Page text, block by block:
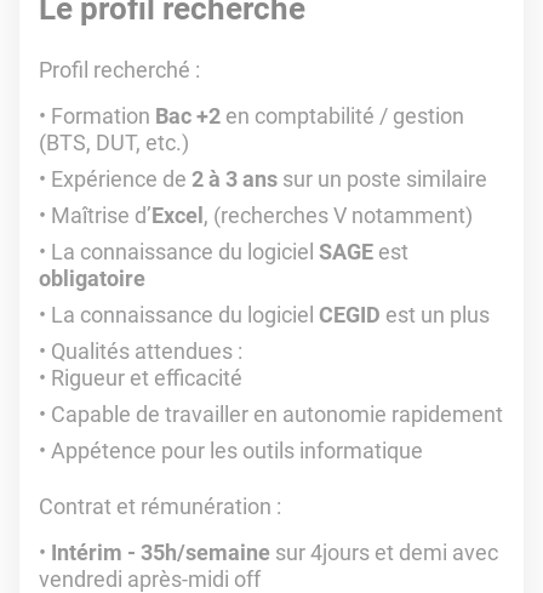
Le profil recherché
Profil recherché :
Formation Bac +2 en comptabilité / gestion
(BTS, DUT, etc.)
Expérience de 2 à 3 ans sur un poste similaire
Maîtrise d’Excel , (recherches V notamment)
La connaissance du logiciel SAGE est
obligatoire
La connaissance du logiciel CEGID est un plus
Qualités attendues :
Rigueur et efficacité
Capable de travailler en autonomie rapidement
Appétence pour les outils informatique
Contrat et rémunération :
Intérim - 35h/semaine sur 4jours et demi avec
vendredi après-midi off